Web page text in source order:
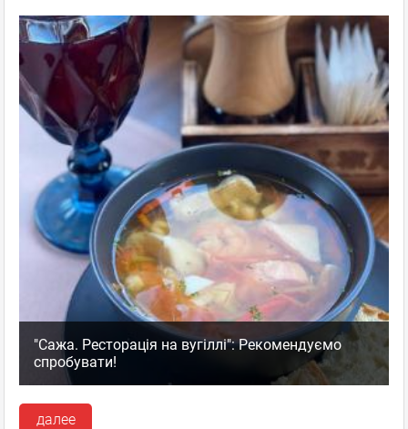
"Сажа. Ресторація на вугіллі": Рекомендуємо
спробувати!
далее